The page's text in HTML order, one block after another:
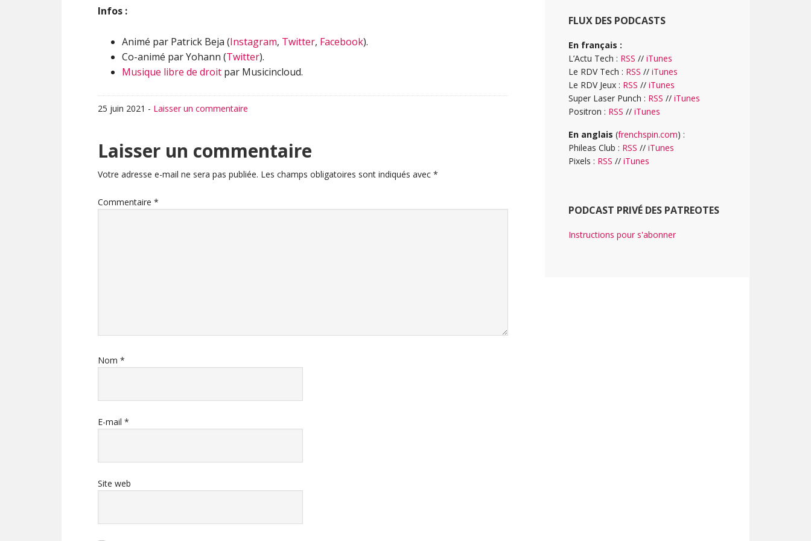
Infos :
Animé par Patrick Beja (Instagram, Twitter, Facebook).
Co-animé par Yohann (Twitter).
Musique libre de droit par Musicincloud.
25 juin 2021 - Laisser un commentaire
Interactions
du
lecteur
Laisser un commentaire
Votre adresse e-mail ne sera pas publiée. Les champs obligatoires sont indiqués avec *
Commentaire *
Nom *
E-mail *
Site web
FLUX DES PODCASTS
En français :
L’Actu Tech : RSS // iTunes
Le RDV Tech : RSS // iTunes
Le RDV Jeux : RSS // iTunes
Super Laser Punch : RSS // iTunes
Positron : RSS // iTunes
En anglais (frenchspin.com) :
Phileas Club : RSS // iTunes
Pixels : RSS // iTunes
PODCAST PRIVÉ DES PATREOTES
Instructions pour s'abonner